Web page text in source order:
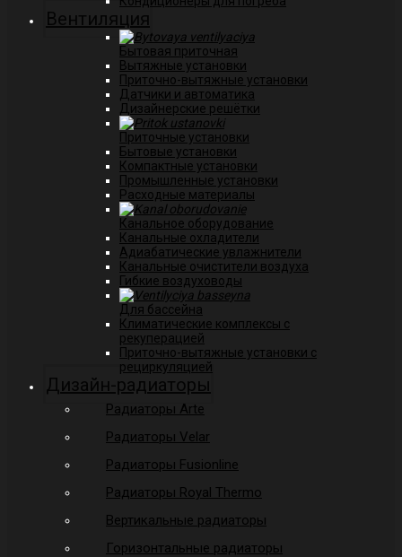
Вентиляция
Бытовая приточная
Вытяжные установки
Приточно-вытяжные установки
Датчики и автоматика
Дизайнерские решётки
Приточные установки
Бытовые установки
Компактные установки
Промышленные установки
Расходные материалы
Канальное оборудование
Канальные охладители
Адиабатические увлажнители
Канальные очистители воздуха
Гибкие воздуховоды
Для бассейна
Климатические комплексы с
рекуперацией
Приточно-вытяжные установки с
рециркуляцией
Дизайн-радиаторы
Радиаторы Arte
Радиаторы Velar
Радиаторы Fusionline
Радиаторы Royal Thermo
Вертикальные радиаторы
Горизонтальные радиаторы